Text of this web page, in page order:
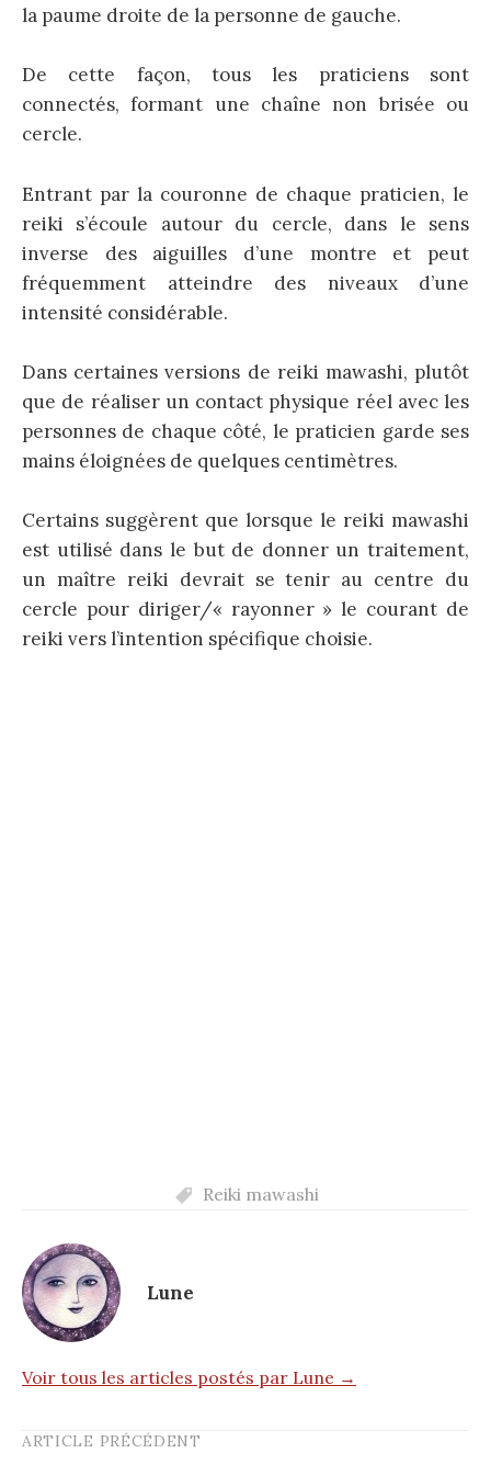
la paume droite de la personne de gauche.
De cette façon, tous les praticiens sont
connectés, formant une chaîne non brisée ou
cercle.
Entrant par la couronne de chaque praticien, le
reiki s’écoule autour du cercle, dans le sens
inverse des aiguilles d’une montre et peut
fréquemment atteindre des niveaux d’une
intensité considérable.
Dans certaines versions de reiki mawashi, plutôt
que de réaliser un contact physique réel avec les
personnes de chaque côté, le praticien garde ses
mains éloignées de quelques centimètres.
Certains suggèrent que lorsque le reiki mawashi
est utilisé dans le but de donner un traitement,
un maître reiki devrait se tenir au centre du
cercle pour diriger/« rayonner » le courant de
reiki vers l’intention spécifique choisie.
Reiki mawashi
Lune
Voir tous les articles postés par Lune →
Post
ARTICLE PRÉCÉDENT